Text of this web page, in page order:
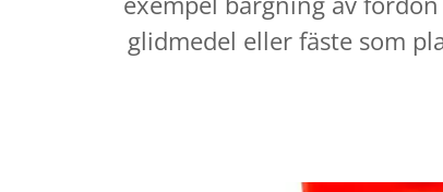
glidmedel eller fäste som